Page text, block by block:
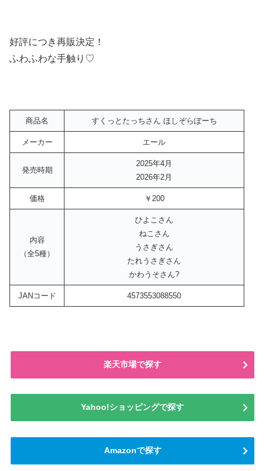
好評につき再販決定！
ふわふわな手触り♡
商品名 すくっとたっちさん ほしぞらぽーち
メーカー エール
発売時期
2025年4月
2026年2月
価格 ￥200
内容
（全5種）
ひよこさん
ねこさん
うさぎさん
たれうさぎさん
かわうそさん?
JANコード 4573553088550
楽天市場で探す
Yahoo!ショッピングで探す
Amazonで探す